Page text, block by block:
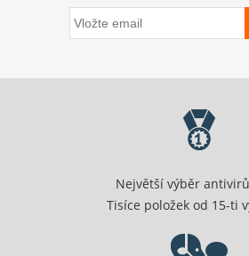
Největší výběr antivirů
Tisíce položek od 15-ti